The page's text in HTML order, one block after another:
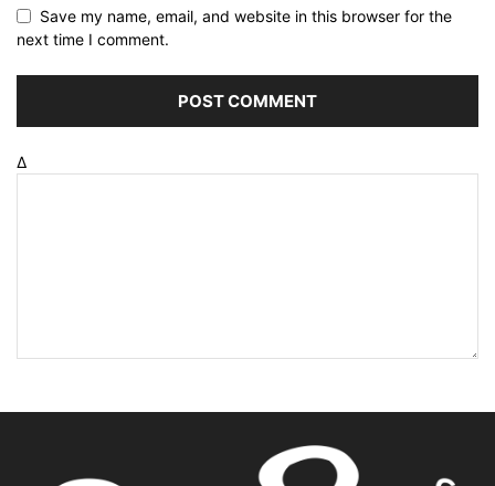
Save my name, email, and website in this browser for the
next time I comment.
Δ